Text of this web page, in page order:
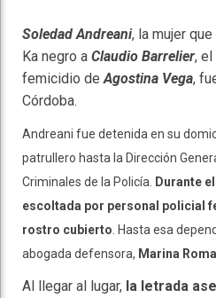
Soledad Andreani, la mujer
Ka negro a Claudio Barrelier, el
femicidio deAgostina Vega,
Córdoba.
Andreani fue detenida en su
patrullero hasta la Dirección
Criminales de la Policía.
Durante
escoltada por personal policial
rostro cubierto . Hasta esa
abogada defensora, Marina
Al llegar al lugar, la letrada